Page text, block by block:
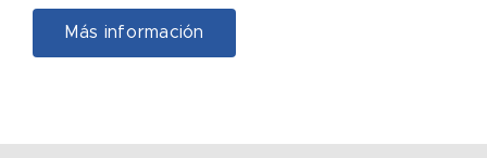
Más información